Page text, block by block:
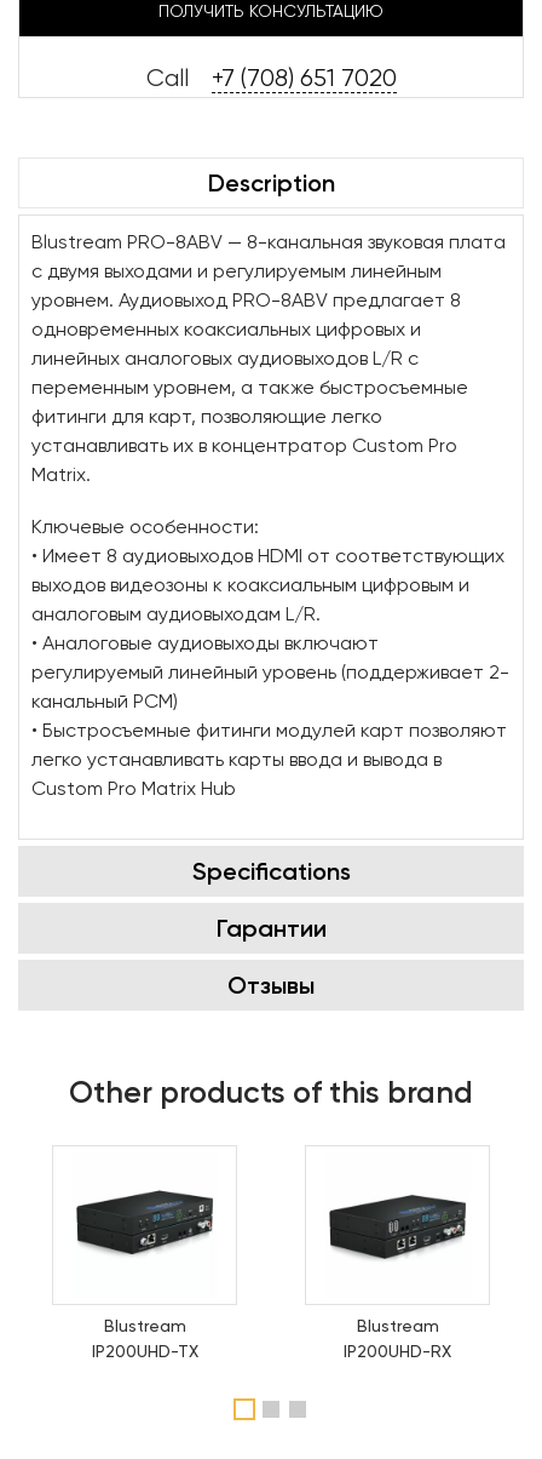
ПОЛУЧИТЬ КОНСУЛЬТАЦИЮ
Call +7 (708) 651 7020
Description
Blustream PRO-8ABV — 8-канальная звуковая плата
с двумя выходами и регулируемым линейным
уровнем. Аудиовыход PRO-8ABV предлагает 8
одновременных коаксиальных цифровых и
линейных аналоговых аудиовыходов L/R с
переменным уровнем, а также быстросъемные
фитинги для карт, позволяющие легко
устанавливать их в концентратор Custom Pro
Matrix.
Ключевые особенности:
• Имеет 8 аудиовыходов HDMI от соответствующих
выходов видеозоны к коаксиальным цифровым и
аналоговым аудиовыходам L/R.
• Аналоговые аудиовыходы включают
регулируемый линейный уровень (поддерживает 2-
канальный PCM)
• Быстросъемные фитинги модулей карт позволяют
легко устанавливать карты ввода и вывода в
Custom Pro Matrix Hub
Specifications
Гарантии
Отзывы
Other products of this brand
Blustream
IP200UHD-TX
Blustream
IP200UHD-RX